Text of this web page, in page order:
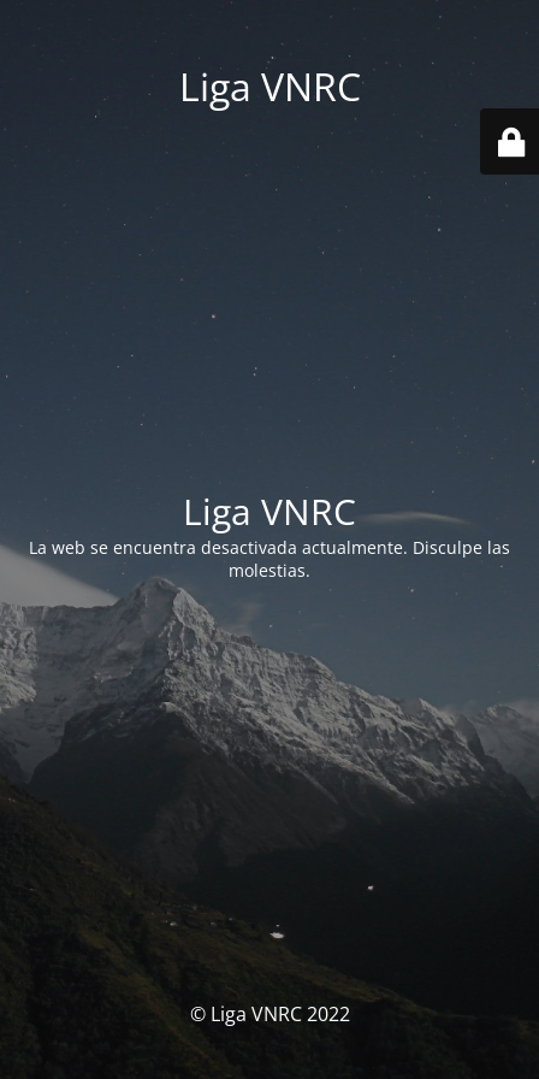
Liga VNRC
Liga VNRC
La web se encuentra desactivada actualmente. Disculpe las
molestias.
© Liga VNRC 2022